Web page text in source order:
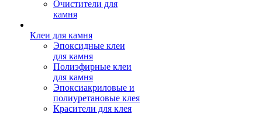
Очистители для
камня
Клеи для камня
Эпоксидные клеи
для камня
Полиэфирные клеи
для камня
Эпоксиакриловые и
полиуретановые клея
Красители для клея